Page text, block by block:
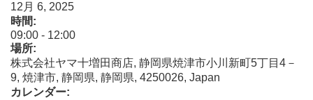
12月 6, 2025
時間:
09:00 - 12:00
場所:
株式会社ヤマ十増田商店, 静岡県焼津市小川新町5丁目4－
9, 焼津市, 静岡県, 静岡県, 4250026, Japan
カレンダー: